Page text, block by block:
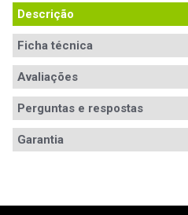
Descrição
Ficha técnica
Avaliações
Avaliações
ESCREVER AVALIAÇÃO
Perguntas e respostas
Garantia